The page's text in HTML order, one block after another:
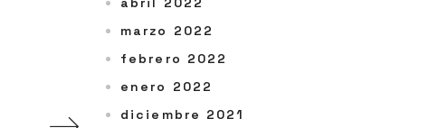
marzo 2022
febrero 2022
enero 2022
diciembre 2021